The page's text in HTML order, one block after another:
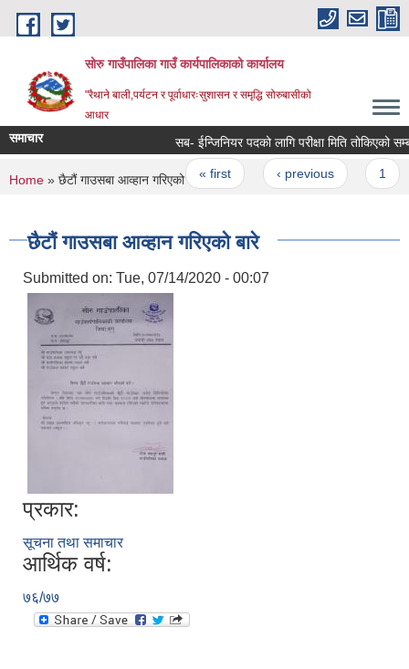
Skip to main content
सोरु गाउँपालिका गाउँ कार्यपालिकाको कार्यालय
"रैथाने बाली,पर्यटन र पूर्वाधारःसुशासन र समृद्धि सोरुबासीको
आधार
समाचार सब- ईन्जिनियर पदको लागि परीक्षा मिति तोकिएको
Pages
« first ‹ previous
You are here
Home » छैटौं गाउसबा आव्हान गरिएको बारे
छैटौं गाउसबा आव्हान गरिएको बारे
Submitted on: Tue, 07/14/2020 - 00:07
प्रकार:
सूचना तथा समाचार
आर्थिक वर्ष:
७६/७७